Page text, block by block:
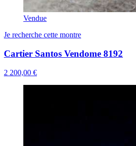
Vendue
Je recherche cette montre
Cartier Santos Vendome 8192
2 200,00 €